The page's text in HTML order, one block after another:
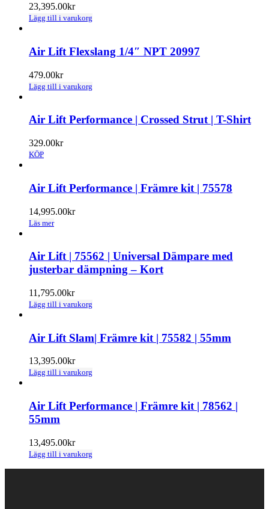
23,395.00kr
Lägg till i varukorg
Air Lift Flexslang 1/4″ NPT 20997
479.00kr
Lägg till i varukorg
Air Lift Performance | Crossed Strut | T-Shirt
329.00kr
KÖP
Air Lift Performance | Främre kit | 75578
14,995.00kr
Läs mer
Air Lift | 75562 | Universal Dämpare med
justerbar dämpning – Kort
11,795.00kr
Lägg till i varukorg
Air Lift Slam| Främre kit | 75582 | 55mm
13,395.00kr
Lägg till i varukorg
Air Lift Performance | Främre kit | 78562 |
55mm
13,495.00kr
Lägg till i varukorg